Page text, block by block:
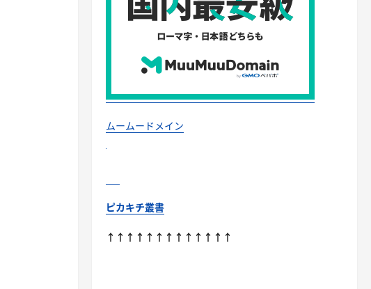
ムームードメイン
ピカキチ叢書
↑↑↑↑↑↑↑↑↑↑↑↑↑